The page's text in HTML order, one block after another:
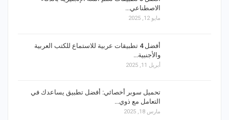
الاصطناعي…
مايو 12, 2025
أفضل 4 تطبيقات عربية للاستماع للكتب العربية
والأجنبية…
أبريل 11, 2025
تحميل سوبر أخصائي: أفضل تطبيق يساعدك في
التعامل مع ذوي…
مارس 18, 2025